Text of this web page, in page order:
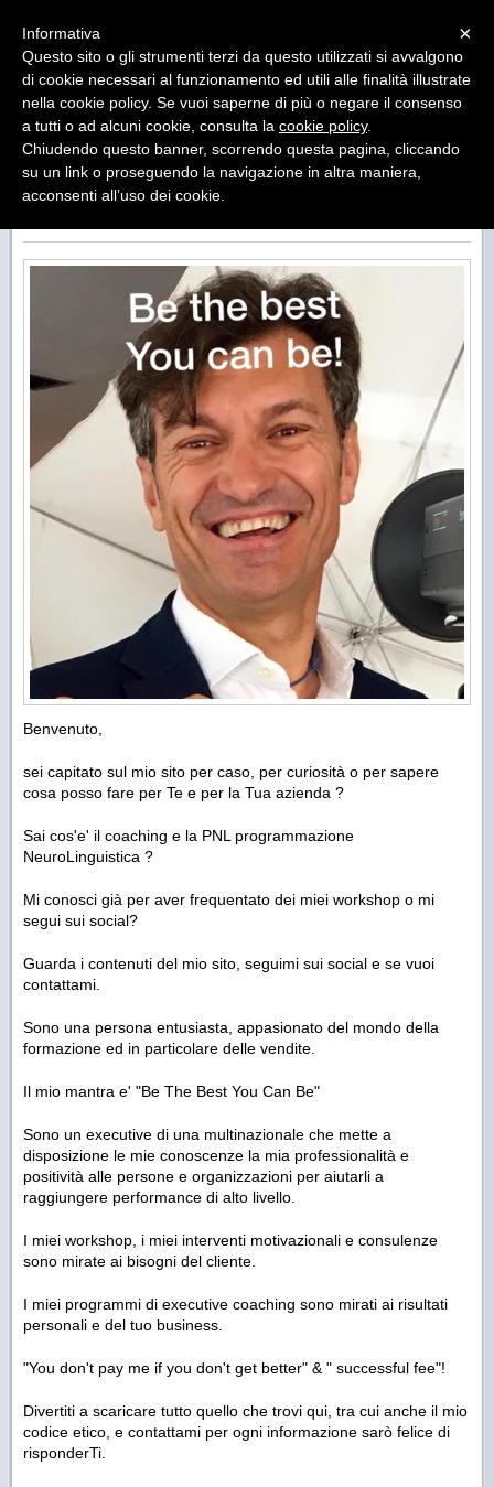
BE THE BEST YOU CAN BE !
EXECUTIVE COACHING, SALES TRAINING,
PERSONAL DEVELOPMENT & MOTIVATIONAL
SPEAKER
BENVENUTO NEL MIO SITO - WELCOME IN MY
Benvenuto,
sei capitato sul mio sito per caso, per curiosità o per sapere
cosa posso fare per Te e per la Tua azienda ?
Sai cos'e' il coaching e la PNL programmazione
NeuroLinguistica ?
Mi conosci già per aver frequentato dei miei workshop o mi
segui sui social?
Guarda i contenuti del mio sito, seguimi sui social e se vuoi
contattami.
Sono una persona entusiasta, appasionato del mondo della
formazione ed in particolare delle vendite.
Il mio mantra e' "Be The Best You Can Be"
Sono un executive di una multinazionale che mette a
disposizione le mie conoscenze la mia professionalità e
positività alle persone e organizzazioni per aiutarli a
raggiungere performance di alto livello.
I miei workshop, i miei interventi motivazionali e consulenze
sono mirate ai bisogni del cliente.
I miei programmi di executive coaching sono mirati ai risultati
personali e del tuo business.
"You don't pay me if you don't get better" & " successful fee"!
Divertiti a scaricare tutto quello che trovi qui, tra cui anche il mio
codice etico, e contattami per ogni informazione sarò felice di
risponderTi.
×
Informativa
Questo sito o gli strumenti terzi da questo utilizzati si avvalgono
di cookie necessari al funzionamento ed utili alle finalità illustrate
nella cookie policy. Se vuoi saperne di più o negare il consenso
a tutti o ad alcuni cookie, consulta la cookie policy.
Chiudendo questo banner, scorrendo questa pagina, cliccando
su un link o proseguendo la navigazione in altra maniera,
acconsenti all’uso dei cookie.